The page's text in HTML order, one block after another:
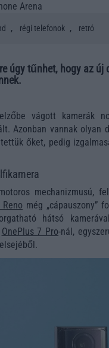
Arena
, régi telefonok , retró
úgy tűnhet, hogy az
vágott kamerák
Azonban vannak olyan
őket, pedig
mechanizmusú,
Reno még „cápauszony”
hátsó
OnePlus 7 Pro-nál,